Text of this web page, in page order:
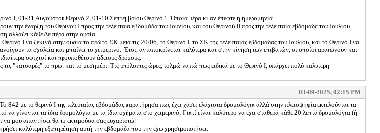
Ι, 01-31 Αυγούστου Θερινό 2, 01-10 Σεπτεμβρίου Θερινό 1. Όποια μέρα κι αν έπεφτε η ημερομηνία.
έναρξη του Θερινού Ι προς την τελευταία εβδομάδα του Ιουνίου, και του Θερινού ΙΙ προς την τελευταία εβδομάδα του Ιουλίου
αλλάζει κάθε Δευτέρα στην ουσία.
Ι να ξεκινά στην ουσία το πρώτο ΣΚ μετά τις 20/06, το Θερινό ΙΙ το ΣΚ της τελευταίας εβδομάδας του Ιουλίου, και το Θερινό Ι να
τα σχολεία και μπαίνει το χειμερινό. Έτσι, ανταποκρίνεται καλύτερα και στην κίνηση των επιβατών, οι οποίοι αραιώνουν και
σφιχτοί και προϋποθέτουν άδειους δρόμους.
"κατσαρές" το πρωϊ και το μεσημέρι. Τις υπόλοιπες ώρες, τολμώ να πώ πως ειδικά με το Θερινό Ι, υπάρχει πολύ καλύτερη
03-09-2025, 02:15 PM
με το θερινό Ι της τελευταίας εβδομάδας παρατήρησα πως έχει χάσει ελάχιστα δρομολόγια αλλά στην πλειοψηφία εκτελούνται τα
γίνονται τα ίδια δρομολόγια με τα ίδια οχήματα στο χειμερινό; Γιατί είναι καλύτερο να έχει σταθερά κάθε 20 λεπτά δρομολόγια (ή
μου απαντήσει θα το εκτιμούσα σας ευχαριστώ.
καλύτερη εξυπηρέτηση αυτή την εβδομάδα που την έχω χρησιμοποιήσει.